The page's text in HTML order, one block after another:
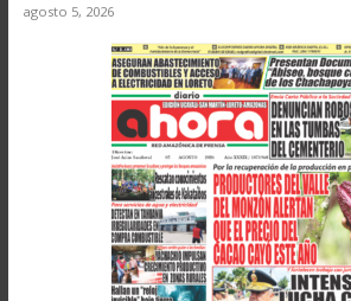
agosto 5, 2026